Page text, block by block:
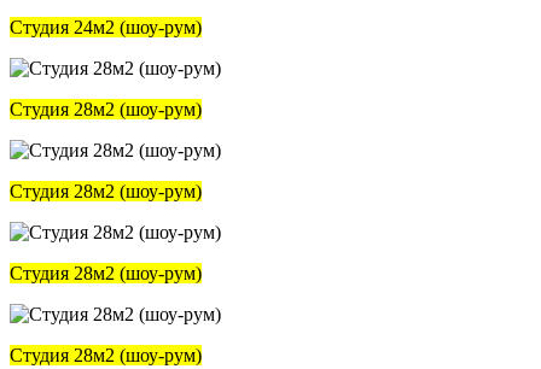
Студия 24м2 (шоу-рум)
Студия 28м2 (шоу-рум)
Студия 28м2 (шоу-рум)
Студия 28м2 (шоу-рум)
Студия 28м2 (шоу-рум)